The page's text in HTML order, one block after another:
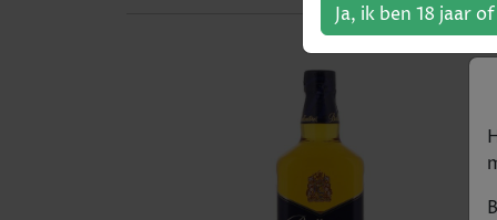
Ja, ik ben 18 jaar